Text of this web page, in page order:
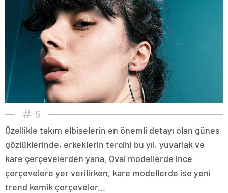
5
Özellikle takım elbiselerin en önemli detayı olan güneş
gözlüklerinde, erkeklerin tercihi bu yıl, yuvarlak ve
kare çerçevelerden yana. Oval modellerde ince
çerçevelere yer verilirken, kare modellerde ise yeni
trend kemik çerçeveler...